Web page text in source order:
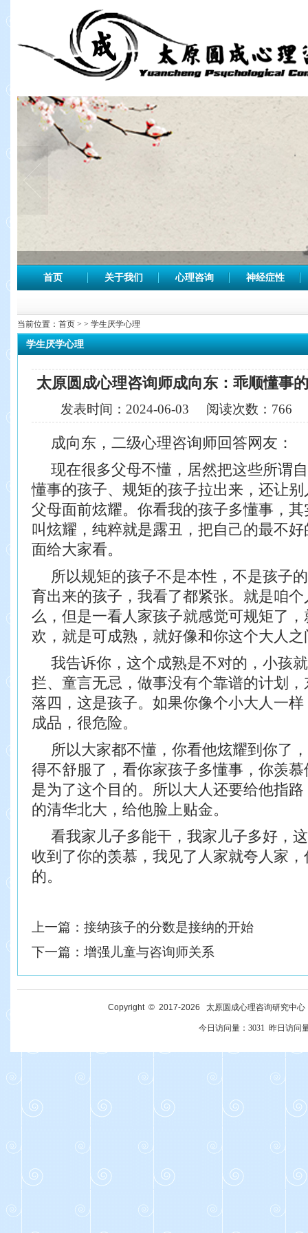
首页 关于我们 心理咨询 神经症性
当前位置： 首页 > > 学生厌学心理
学生厌学心理
太原圆成心理咨询师成向东：乖顺懂事
发表时间： 2024-06-03 阅读次数： 766
成向东，二级心理咨询师回答网友：
现在很多父母不懂，居然把这些所谓
懂事的孩子、规矩的孩子拉出来，还让
父母面前炫耀。你看我的孩子多懂事，
叫炫耀，纯粹就是露丑，把自己的最不
面给大家看。
所以规矩的孩子不是本性，不是孩子
育出来的孩子，我看了都紧张。就是咱
么，但是一看人家孩子就感觉可规矩了
欢，就是可成熟，就好像和你这个大人
我告诉你，这个成熟是不对的，小孩
拦、童言无忌，做事没有个靠谱的计划
落四，这是孩子。如果你像个小大人一
成品，很危险。
所以大家都不懂，你看他炫耀到你了
得不舒服了，看你家孩子多懂事，你羡
是为了这个目的。所以大人还要给他指
的清华北大，给他脸上贴金。
看我家儿子多能干，我家儿子多好，
收到了你的羡慕，我见了人家就夸人家
的。
上一篇： 接纳孩子的分数是接纳的开始
下一篇： 增强儿童与咨询师关系
Copyright © 2017-2026 太原圆成心理咨询研究中
今日访问量： 3031 昨日访问